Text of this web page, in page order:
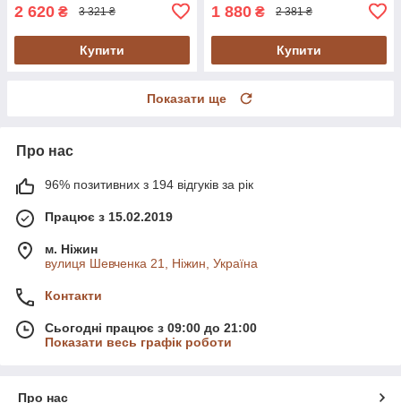
2 620 ₴ 3 321 ₴
Купити
1 880 ₴ 2 381 ₴
Купити
Показати ще
Про нас
96% позитивних з 194 відгуків за рік
Працює з 15.02.2019
м. Ніжин
вулиця Шевченка 21, Ніжин, Україна
Контакти
Сьогодні працює з 09:00 до 21:00
Показати весь графік роботи
Про нас